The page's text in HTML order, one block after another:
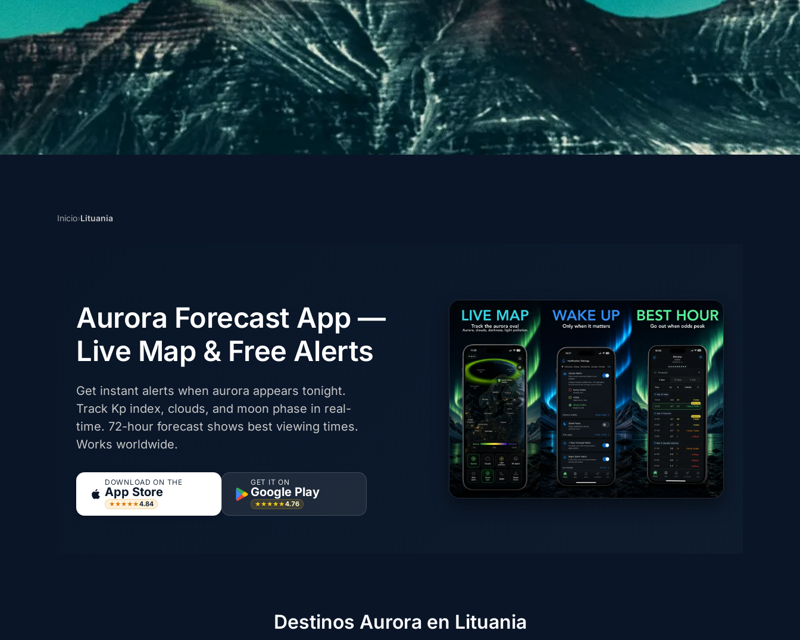
Inicio›Lituania
Aurora Forecast App —
Live Map & Free Alerts
Get instant alerts when aurora appears tonight.
Track Kp index, clouds, and moon phase in real-
time. 72-hour forecast shows best viewing times.
Works worldwide.
DOWNLOAD ON THE
App Store
★★★★★4.84
GET IT ON
Google Play
★★★★★4.76
Destinos Aurora en Lituania